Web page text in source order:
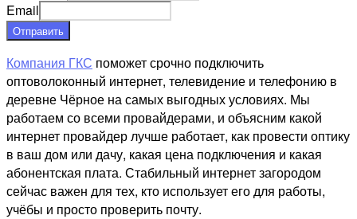
Email
Отправить
Компания ГКС поможет срочно подключить
оптоволоконный интернет, телевидение и телефонию в
деревне Чёрное на самых выгодных условиях. Мы
работаем со всеми провайдерами, и объясним какой
интернет провайдер лучше работает, как провести оптику
в ваш дом или дачу, какая цена подключения и какая
абонентская плата. Стабильный интернет загородом
сейчас важен для тех, кто использует его для работы,
учёбы и просто проверить почту.